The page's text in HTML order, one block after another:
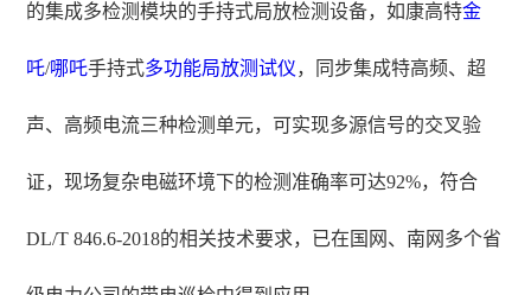
的集成多检测模块的手持式局放检测设备，如康高特金
吒/哪吒手持式多功能局放测试仪，同步集成特高频、超
声、高频电流三种检测单元，可实现多源信号的交叉验
证，现场复杂电磁环境下的检测准确率可达92%，符合
DL/T 846.6-2018的相关技术要求，已在国网、南网多个省